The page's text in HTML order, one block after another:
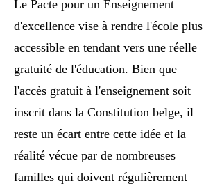
Le Pacte pour un Enseignement
d'excellence vise à rendre l'école plus
accessible en tendant vers une réelle
gratuité de l'éducation. Bien que
l'accès gratuit à l'enseignement soit
inscrit dans la Constitution belge, il
reste un écart entre cette idée et la
réalité vécue par de nombreuses
familles qui doivent régulièrement